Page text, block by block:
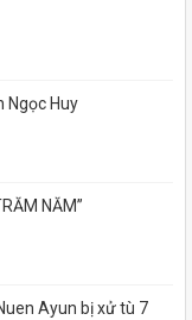
Ngọc Huy
NĂM”
Ayun bị xử tù 7